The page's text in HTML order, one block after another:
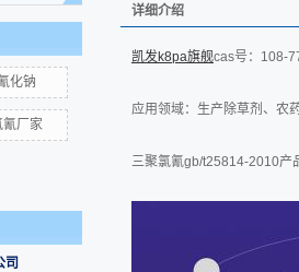
化钠
氰厂家
司
详细介绍
凯发k8pa旗舰cas号：108-
应用领域：生产除草剂、农
三聚氯氰gb/t25814-2010产